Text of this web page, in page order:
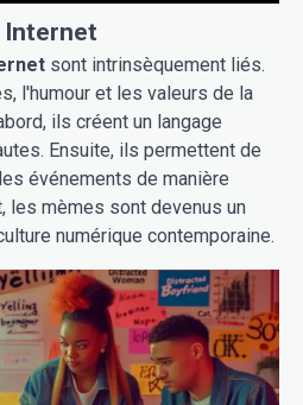
Internet
sont intrinsèquement liés.
l'humour et les valeurs de la
ils créent un langage
Ensuite, ils permettent de
événements de manière
les mèmes sont devenus un
numérique contemporaine.